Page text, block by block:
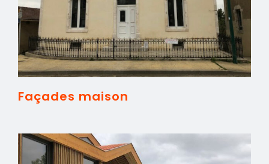
Façades maison